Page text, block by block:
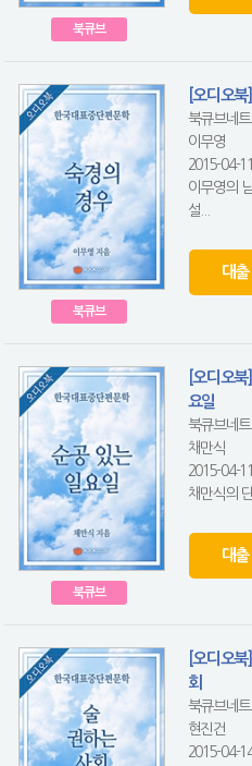
북큐브
북큐브
[오디오
북큐브네
이무영
2015-04-11
이무영의
설...
대출
북큐브
[오디오
요일
북큐브네
채만식
2015-04-11
채만식의
대출
[오디오
회
북큐브네
현진건
2015-04-14